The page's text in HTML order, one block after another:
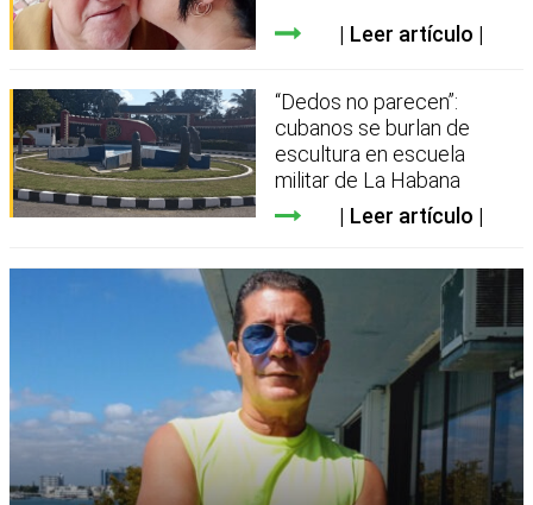
Leer artículo
“Dedos no parecen”:
cubanos se burlan de
escultura en escuela
militar de La Habana
Leer artículo